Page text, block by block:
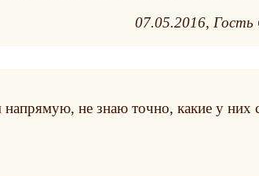
07.05.2016 Гость
не знаю точно, какие у них